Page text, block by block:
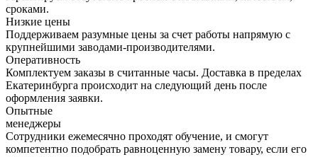
сроками.
Низкие цены
Поддерживаем разумные цены за счет работы напрямую с
крупнейшими заводами-производителями.
Оперативность
Комплектуем заказы в считанные часы. Доставка в пределах
Екатеринбурга происходит на следующий день после
оформления заявки.
Опытные
менеджеры
Сотрудники ежемесячно проходят обучение, и смогут
компетентно подобрать равноценную замену товару, если его